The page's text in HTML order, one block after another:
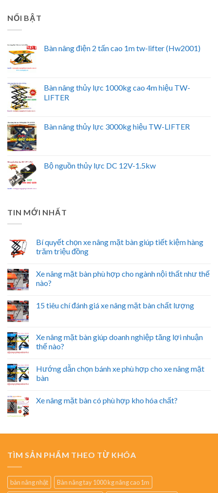
NỔI BẬT
Bàn nâng điện 2 tấn cao 1m tw-lifter (Hw2001)
Bàn nâng thủy lực 1000kg cao 4m hiệu TW-
LIFTER
Bàn nâng thủy lực 3000kg hiệu TW-LIFTER
Bộ nguồn thủy lực DC 12V-1.5kw
TIN MỚI NHẤT
Bí quyết chọn xe nâng mặt bàn giúp tiết kiệm hàng
trăm triệu đồng
Xe nâng mặt bàn phù hợp cho ngành nội thất như thế
nào?
15 tiêu chí đánh giá xe nâng mặt bàn chất lượng
Xe nâng mặt bàn giúp doanh nghiệp tăng lợi nhuận
thế nào?
Hướng dẫn chọn bánh xe phù hợp cho xe nâng mặt
bàn
Xe nâng mặt bàn có phù hợp kho hóa chất?
TÌM SẢN PHẨM THEO TỪ KHÓA
bàn nâng nhật
Bàn nâng tay 1000 kg nâng cao 1m